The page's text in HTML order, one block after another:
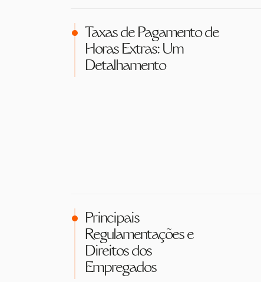
Taxas de Pagamento de
Horas Extras: Um
Detalhamento
Principais
Regulamentações e
Direitos dos
Empregados